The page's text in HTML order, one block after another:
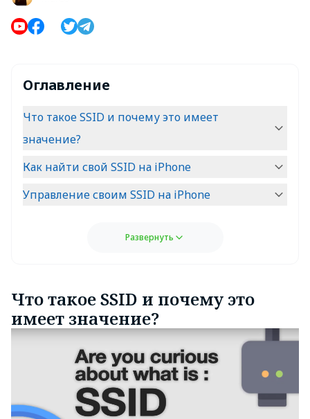
Оглавление
Что такое SSID и почему это имеет
значение?
Как найти свой SSID на iPhone
Управление своим SSID на iPhone
Развернуть
Что такое SSID и почему это
имеет значение?